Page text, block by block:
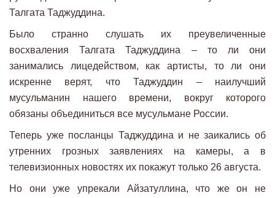
Талгата Таджуддина.
Было странно слушать их преувеличенные
восхваления Талгата Таджуддина – то ли они
занимались лицедейством, как артисты, то ли они
искренне верят, что Таджуддин – наилучший
мусульманин нашего времени, вокруг которого
обязаны объединиться все мусульмане России.
Теперь уже посланцы Таджуддина и не заикались об
утренних грозных заявлениях на камеры, а в
телевизионных новостях их покажут только 26 августа.
Но они уже упрекали Айзатуллина, что же он не